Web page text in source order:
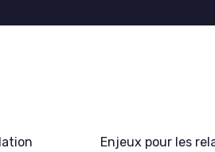
Enjeux pour les